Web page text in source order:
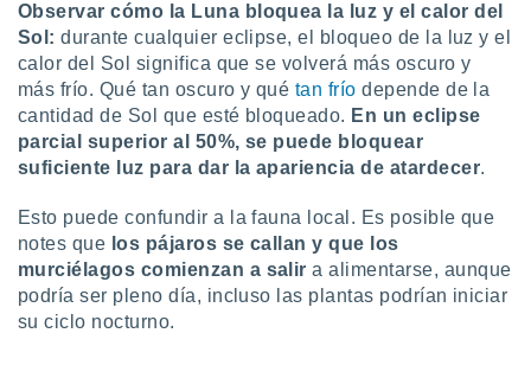
únicos
similares
como
sitio
de
traten tus
en
interés
Observar cómo la Luna bloquea la luz y el calor del
Sol: durante cualquier eclipse, el bloqueo de la luz y el
calor del Sol significa que se volverá más oscuro y
más frío. Qué tan oscuro y qué tan frío depende de la
cantidad de Sol que esté bloqueado. En un eclipse
parcial superior al 50%, se puede bloquear
suficiente luz para dar la apariencia de atardecer.
Esto puede confundir a la fauna local. Es posible que
notes que los pájaros se callan y que los
murciélagos comienzan a salira alimentarse, aunque
podría ser pleno día, incluso las plantas podrían iniciar
su ciclo nocturno.